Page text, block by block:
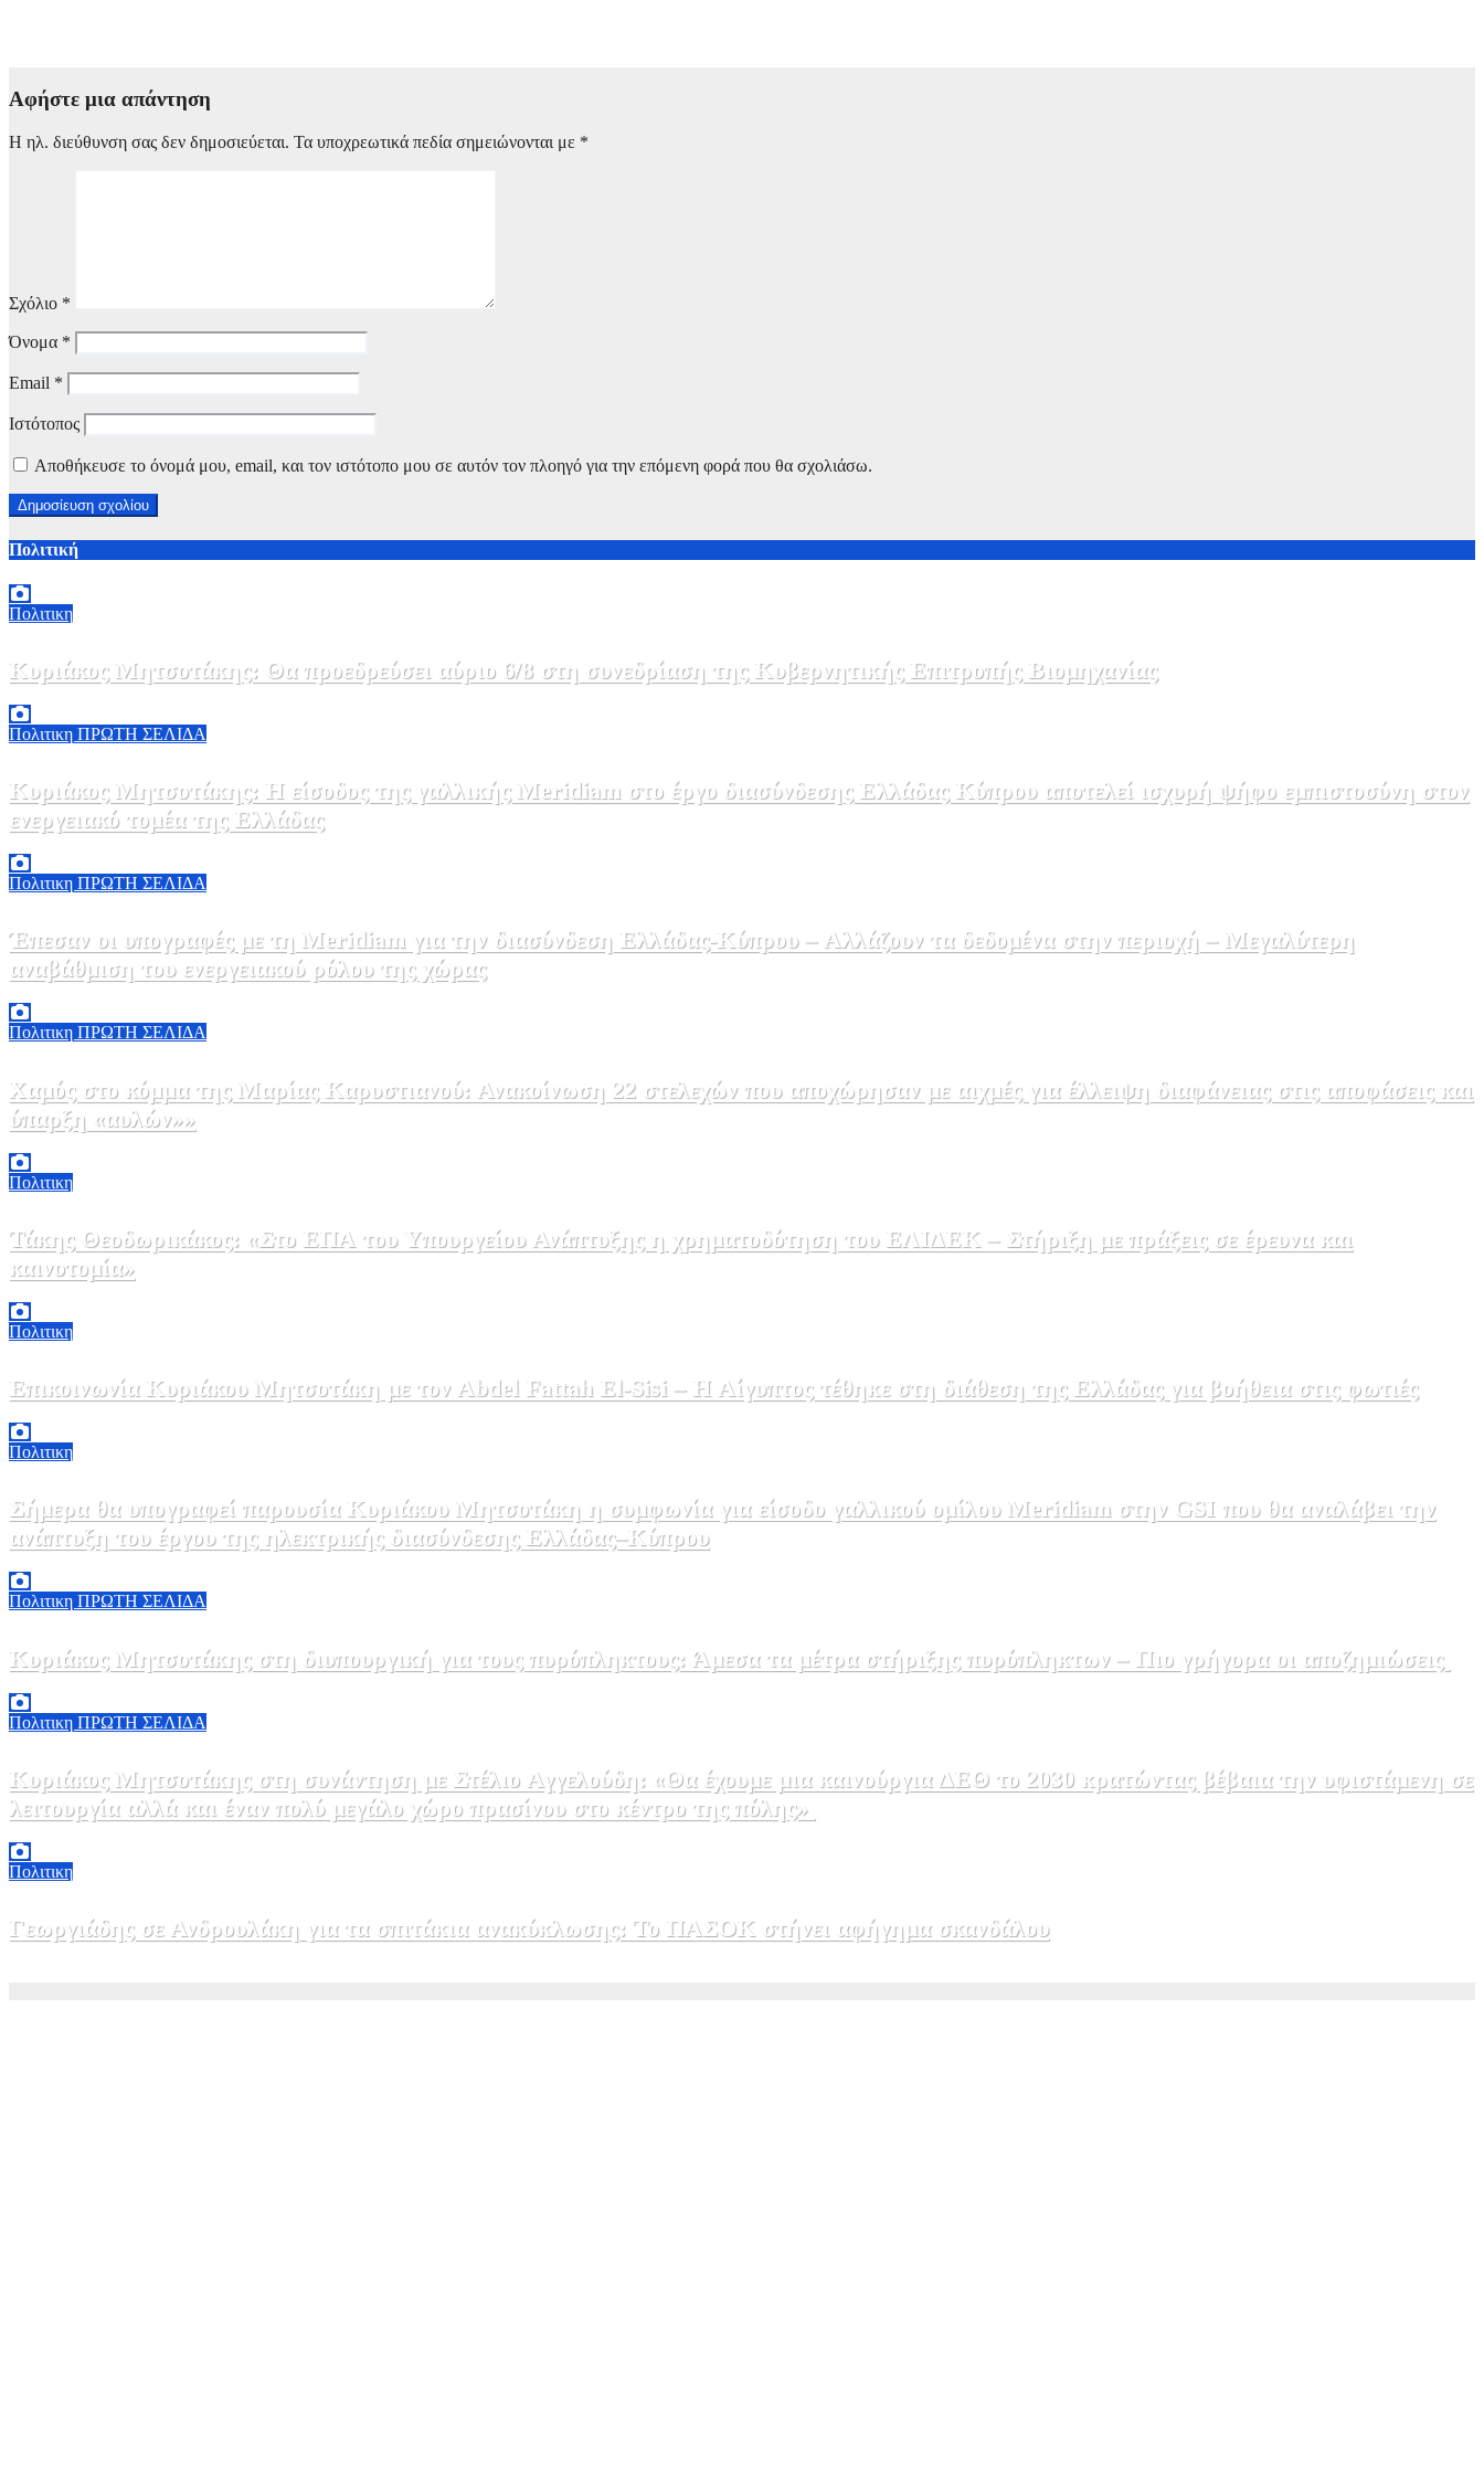
Αφήστε μια απάντηση
Η ηλ. διεύθυνση σας δεν δημοσιεύεται. Τα υποχρεωτικά πεδία σημειώνονται με *
Σχόλιο *
Όνομα *
Email *
Ιστότοπος
Αποθήκευσε το όνομά μου, email, και τον ιστότοπο μου σε αυτόν τον πλοηγό για την επόμενη φορά που θα σχολιάσω.
Πολιτική
Πολιτικη
Κυριάκος Μητσοτάκης: Θα προεδρεύσει αύριο 6/8 στη συνεδρίαση της Κυβερνητικής Επιτροπής Βιομηχανίας
Πολιτικη ΠΡΩΤΗ ΣΕΛΙΔΑ
Κυριάκος Μητσοτάκης: Η είσοδος της γαλλικής Meridiam στο έργο διασύνδεσης Ελλάδας Κύπρου αποτελεί ισχυρή ψήφο εμπιστοσύνη στον
ενεργειακό τομέα της Ελλάδας
Πολιτικη ΠΡΩΤΗ ΣΕΛΙΔΑ
Έπεσαν οι υπογραφές με τη Meridiam για την διασύνδεση Ελλάδας-Κύπρου – Αλλάζουν τα δεδομένα στην περιοχή – Μεγαλύτερη
αναβάθμιση του ενεργειακού ρόλου της χώρας
Πολιτικη ΠΡΩΤΗ ΣΕΛΙΔΑ
Χαμός στο κόμμα της Μαρίας Καρυστιανού: Ανακοίνωση 22 στελεχών που αποχώρησαν με αιχμές για έλλειψη διαφάνειας στις αποφάσεις και
ύπαρξη «αυλών»»
Πολιτικη
Τάκης Θεοδωρικάκος: «Στο ΕΠΑ του Υπουργείου Ανάπτυξης η χρηματοδότηση του ΕΛΙΔΕΚ – Στήριξη με πράξεις σε έρευνα και
καινοτομία»
Πολιτικη
Επικοινωνία Κυριάκου Μητσοτάκη με τον Abdel Fattah El-Sisi – Η Αίγυπτος τέθηκε στη διάθεση της Ελλάδας για βοήθεια στις φωτιές
Πολιτικη
Σήμερα θα υπογραφεί παρουσία Κυριάκου Μητσοτάκη η συμφωνία για είσοδο γαλλικού ομίλου Meridiam στην GSI που θα αναλάβει την
ανάπτυξη του έργου της ηλεκτρικής διασύνδεσης Ελλάδας–Κύπρου
Πολιτικη ΠΡΩΤΗ ΣΕΛΙΔΑ
Κυριάκος Μητσοτάκης στη διυπουργική για τους πυρόπληκτους: Άμεσα τα μέτρα στήριξης πυρόπληκτων – Πιο γρήγορα οι αποζημιώσεις
Πολιτικη ΠΡΩΤΗ ΣΕΛΙΔΑ
Κυριάκος Μητσοτάκης στη συνάντηση με Στέλιο Αγγελούδη: «Θα έχουμε μια καινούργια ΔΕΘ το 2030 κρατώντας βέβαια την υφιστάμενη σε
λειτουργία αλλά και έναν πολύ μεγάλο χώρο πρασίνου στο κέντρο της πόλης»
Πολιτικη
Γεωργιάδης σε Ανδρουλάκη για τα σπιτάκια ανακύκλωσης: Το ΠΑΣΟΚ στήνει αφήγημα σκανδάλου